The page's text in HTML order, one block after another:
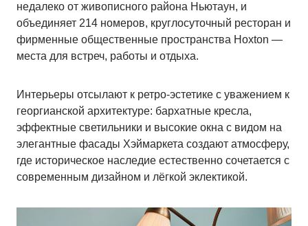
недалеко от живописного района Ньютаун, и
объединяет 214 номеров, круглосуточный ресторан и
фирменные общественные пространства Hoxton —
места для встреч, работы и отдыха.
Интерьеры отсылают к ретро-эстетике с уважением к
георгианской архитектуре: бархатные кресла,
эффектные светильники и высокие окна с видом на
элегантные фасады Хэймаркета создают атмосферу,
где историческое наследие естественно сочетается с
современным дизайном и лёгкой эклектикой.